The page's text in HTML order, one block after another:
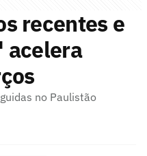
recentes e
acelera
no Paulistão